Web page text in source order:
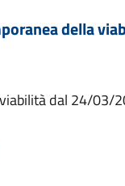
della
dal 24/03/